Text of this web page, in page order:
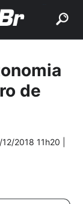
de
2018 11h20